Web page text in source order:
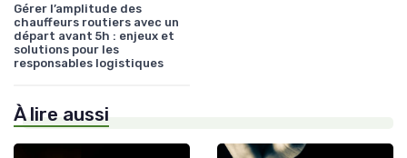
Gérer l’amplitude des
chauffeurs routiers avec un
départ avant 5h : enjeux et
solutions pour les
responsables logistiques
À lire aussi